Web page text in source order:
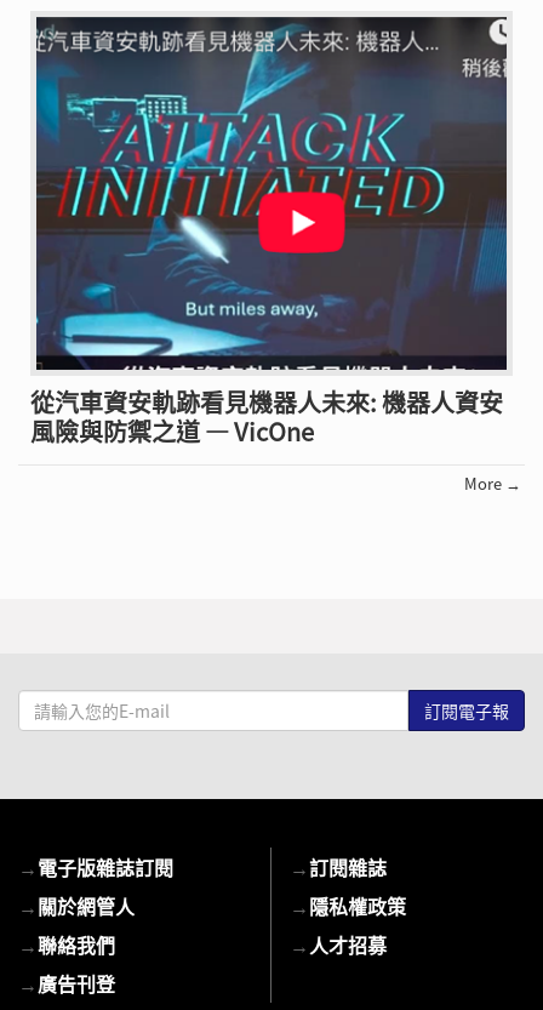
從汽車資安軌跡看見機器人未來: 機器人資安
風險與防禦之道 — VicOne
More →
請
輸
mail
→電子版雜誌訂閱
→關於網管人
→聯絡我們
→廣告刊登
→訂閱雜誌
→隱私權政策
→ 人才招募